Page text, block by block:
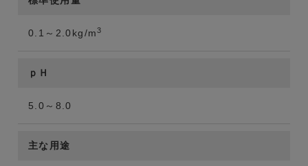
0.1～2.0kg/m3
ｐＨ
5.0～8.0
主な用途